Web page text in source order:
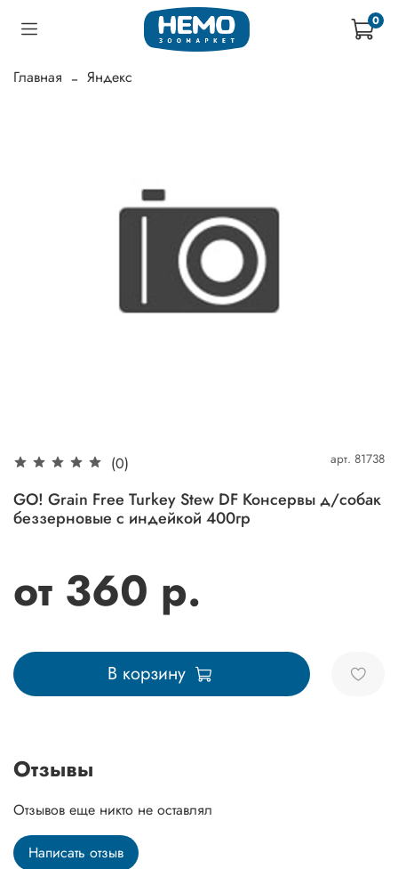
0
Главная Яндекс
(0) арт. 81738
GO! Grain Free Turkey Stew DF Консервы д/собак
беззерновые с индейкой 400гр
от 360 р.
В корзину
Отзывы
Отзывов еще никто не оставлял
Написать отзыв